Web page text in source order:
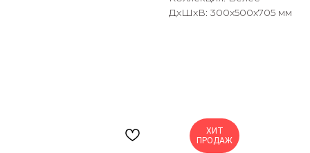
ДxШxВ: 300x500x705 мм
ХИТ
ПРОДАЖ